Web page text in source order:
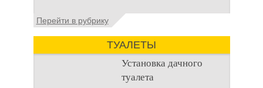
Установка септика Тверь - важнейший
аспект утилизации сточных вод в частных
домах и на загородных
Перейти в рубрику
ТУАЛЕТЫ
Установка дачного
туалета